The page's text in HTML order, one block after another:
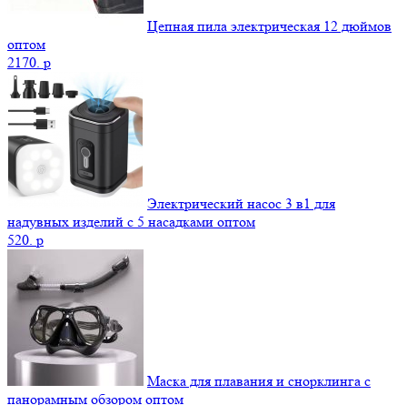
Цепная пила электрическая 12 дюймов
оптом
2170. p
Электрический насос 3 в1 для
надувных изделий с 5 насадками оптом
520. p
Маска для плавания и снорклинга с
панорамным обзором оптом